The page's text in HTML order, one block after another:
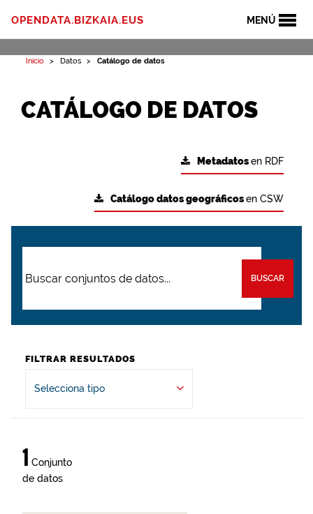
MENÚ
OPENDATA.BIZKAIA.EUS
Inicio Datos Catálogo de datos
CATÁLOGO DE DATOS
Metadatosen RDF
Catálogo datos geográficosen CSW
BUSCAR
FILTRAR RESULTADOS
Selecciona tipo
1 Conjunto
de datos